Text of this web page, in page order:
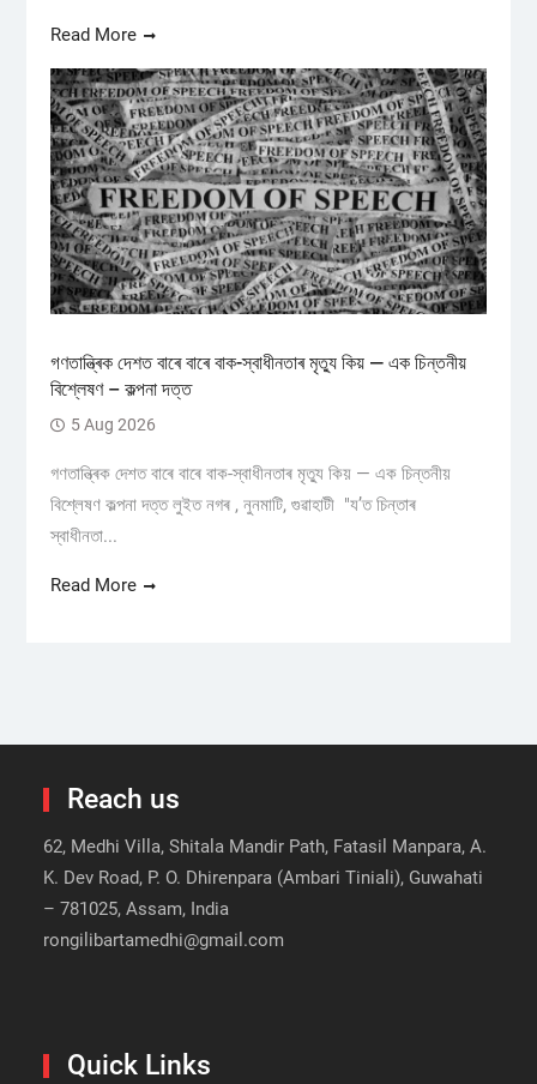
Read More
গণতান্ত্ৰিক দেশত বাৰে বাৰে বাক-স্বাধীনতাৰ মৃত্যু কিয় — এক চিন্তনীয়
বিশ্লেষণ – কল্পনা দত্ত
5 Aug 2026
গণতান্ত্ৰিক দেশত বাৰে বাৰে বাক-স্বাধীনতাৰ মৃত্যু কিয় — এক চিন্তনীয়
বিশ্লেষণ কল্পনা দত্ত লুইত নগৰ , নুনমাটি, গুৱাহাটী "য’ত চিন্তাৰ
স্বাধীনতা...
Read More
Reach us
62, Medhi Villa, Shitala Mandir Path, Fatasil Manpara, A.
K. Dev Road, P. O. Dhirenpara (Ambari Tiniali), Guwahati
– 781025, Assam, India
rongilibartamedhi@gmail.com
Quick Links